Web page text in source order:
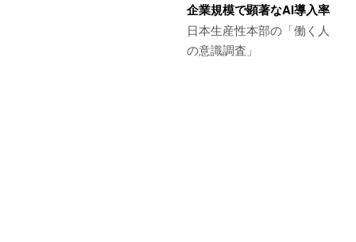
企業規模で顕著なAI導入率
日本生産性本部の「働く人
の意識調査」